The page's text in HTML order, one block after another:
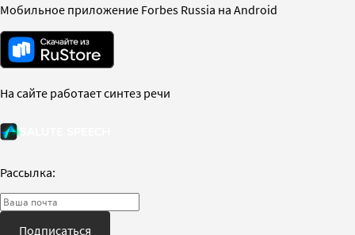
Мобильное приложение Forbes Russia на Android
На сайте работает синтез речи
Рассылка:
Подписаться